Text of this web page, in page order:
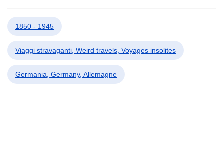
1850 - 1945
Viaggi stravaganti, Weird travels, Voyages insolites
Germania, Germany, Allemagne